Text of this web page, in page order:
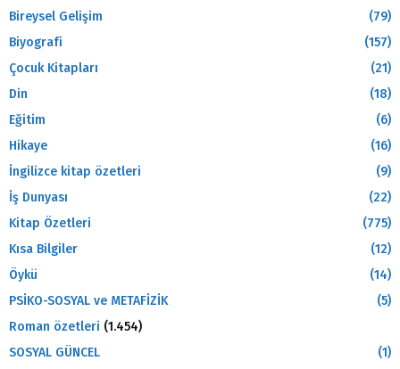
Bireysel Gelişim
(79)
Biyografi
(157)
Çocuk Kitapları
(21)
Din
(18)
Eğitim
(6)
Hikaye
(16)
İngilizce kitap özetleri
(9)
İş Dunyası
(22)
Kitap Özetleri
(775)
Kısa Bilgiler
(12)
Öykü
(14)
PSİKO-SOSYAL ve METAFİZİK
(5)
Roman özetleri (1.454)
SOSYAL GÜNCEL
(1)